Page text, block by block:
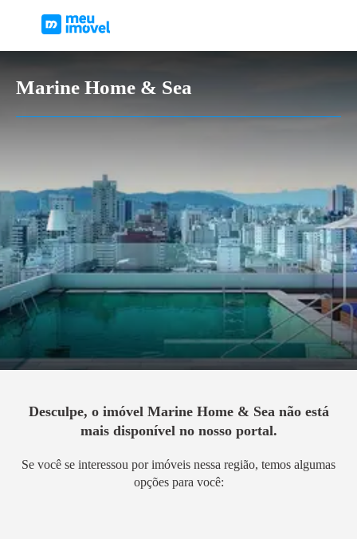
Marine Home & Sea
Desculpe, o imóvel Marine Home & Seanão está
mais disponível no nosso portal.
Se você se interessou por imóveis nessa região, temos algumas
opções para você: